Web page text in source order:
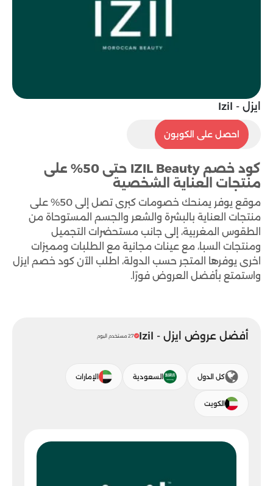
ايزل - Izil
ON212
احصل على الكوبون
كود خصم IZIL Beauty حتى 50% على
منتجات العناية الشخصية
موقع يوفر يمنحك خصومات كبرى تصل إلى 50% على
منتجات العناية بالبشرة والشعر والجسم المستوحاة من
الطقوس المغربية، إلى جانب مستحضرات التجميل
ومنتجات السبا، مع عينات مجانية مع الطلبات ومميزات
اخرى يوفرها المتجر حسب الدولة، اطلب الآن كود خصم ايزل
واستمتع بأفضل العروض فورًا.
أفضل عروض ايزل - Izil 27 مستخدم اليوم
كل الدول السعودية الإمارات
الكويت